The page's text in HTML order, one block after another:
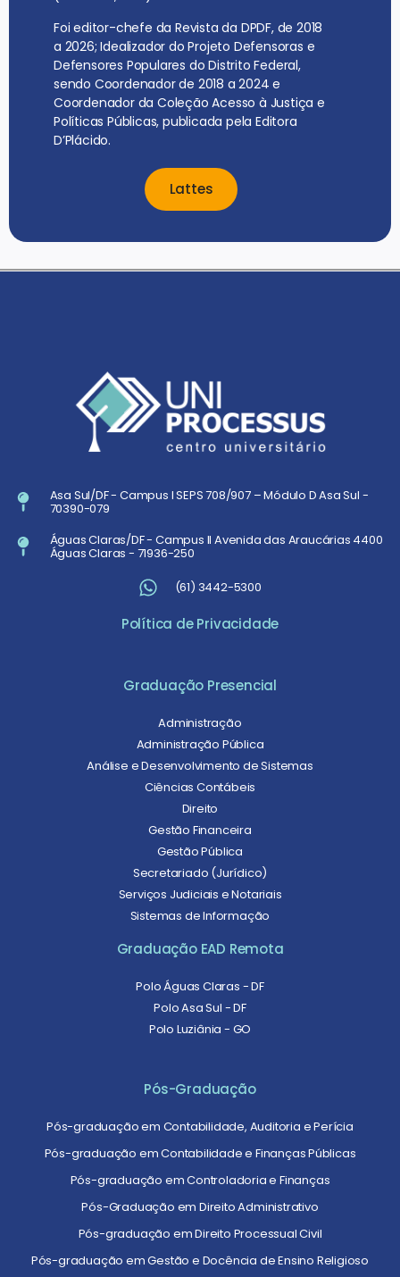
Foi editor-chefe da Revista da DPDF, de 2018
a 2026; Idealizador do Projeto Defensoras e
Defensores Populares do Distrito Federal,
sendo Coordenador de 2018 a 2024 e
Coordenador da Coleção Acesso à Justiça e
Políticas Públicas, publicada pela Editora
D’Plácido.
Lattes
Asa Sul/DF - Campus I SEPS 708/907 – Módulo D Asa Sul -
70390-079
Águas Claras/DF - Campus II Avenida das Araucárias 4400
Águas Claras - 71936-250
(61) 3442-5300
Política de Privacidade
Graduação Presencial
Administração
Administração Pública
Análise e Desenvolvimento de Sistemas
Ciências Contábeis
Direito
Gestão Financeira
Gestão Pública
Secretariado (Jurídico)
Serviços Judiciais e Notariais
Sistemas de Informação
Graduação EAD Remota
Polo Águas Claras - DF
Polo Asa Sul - DF
Polo Luziânia - GO
Pós-Graduação
Pós-graduação em Contabilidade, Auditoria e Perícia
Pós-graduação em Contabilidade e Finanças Públicas
Pós-graduação em Controladoria e Finanças
Pós-Graduação em Direito Administrativo
Pós-graduação em Direito Processual Civil
Pós-graduação em Gestão e Docência de Ensino Religioso